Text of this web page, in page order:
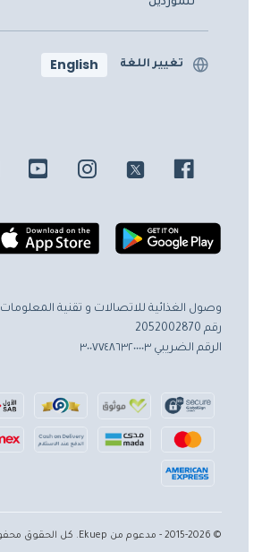
تغيير اللغة English
وصول الغذائية للاتصالات و تقنية المعلومات
رقم 2052002870
الرقم الضريبي ٣٠٠٧٧٤٨٦٣٢٠٠٠٠٣
© 2015-2026 - مدعوم من Ekuep. كل الحقوق محفوظة